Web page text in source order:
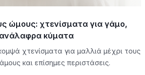
ώμους: χτενίσματα για γάμο,
ανάλαφρα κύματα
χτενίσματα για μαλλιά μέχρι τους
και επίσημες περιστάσεις.